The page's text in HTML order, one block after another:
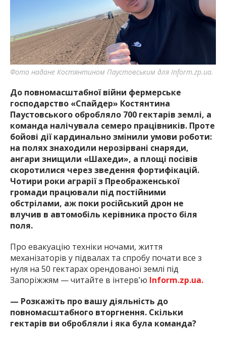
найважливішу інформацію про події
міста Запоріжжя та області.
Фото надане Костянтином Паустовським для Inform.zp.ua.
До повномасштабної війни фермерське
господарство «Спайдер» Костянтина
Паустовського обробляло 700 гектарів землі, а
команда налічувала семеро працівників. Проте
бойові дії кардинально змінили умови роботи:
на полях знаходили нерозірвані снаряди,
ангари знищили «Шахеди», а площі посівів
скоротилися через зведення фортифікацій.
Чотири роки аграрії з Преображенської
громади працювали під постійними
обстрілами, аж поки російський дрон не
влучив в автомобіль керівника просто біля
поля.
Про евакуацію техніки ночами, життя
механізаторів у підвалах та спробу почати все з
нуля на 50 гектарах орендованої землі під
Запоріжжям — читайте в інтерв’ю Inform.zp.ua.
— Розкажіть про вашу діяльність до
повномасштабного вторгнення. Скільки
гектарів ви обробляли і яка була команда?